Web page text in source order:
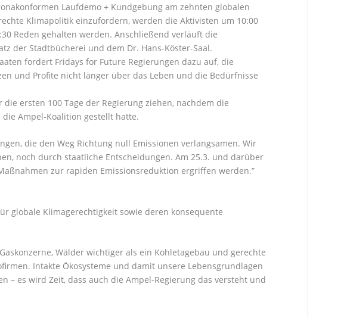
Laufdemo + Kundgebung am zehnten globalen
Klimapolitik einzufordern, werden die Aktivisten um 10:00
Reden gehalten werden. Anschließend verläuft die
der Stadtbücherei und dem Dr. Hans-Köster-Saal.
fordert Fridays for Future Regierungen dazu auf, die
und Profite nicht länger über das Leben und die Bedürfnisse
ersten 100 Tage der Regierung ziehen, nachdem die
Ampel-Koalition gestellt hatte.
die den Weg Richtung null Emissionen verlangsamen. Wir
noch durch staatliche Entscheidungen. Am 25.3. und darüber
zur rapiden Emissionsreduktion ergriffen werden.”
globale Klimagerechtigkeit sowie deren konsequente
Wälder wichtiger als ein Kohletagebau und gerechte
Intakte Ökosysteme und damit unsere Lebensgrundlagen
es wird Zeit, dass auch die Ampel-Regierung das versteht und